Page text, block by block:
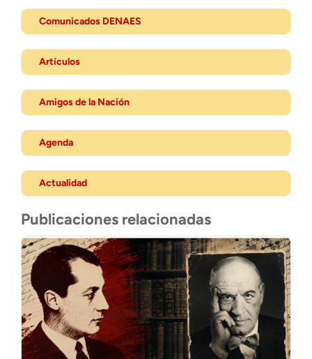
Comunicados DENAES
Artículos
Amigos de la Nación
Agenda
Actualidad
Publicaciones relacionadas